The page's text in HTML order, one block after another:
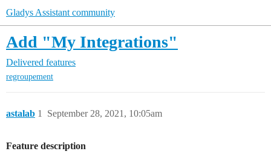
Gladys Assistant community
Add "My Integrations"
Delivered features
regroupement
astalab September 28, 2021, 10:05am
1
Feature description